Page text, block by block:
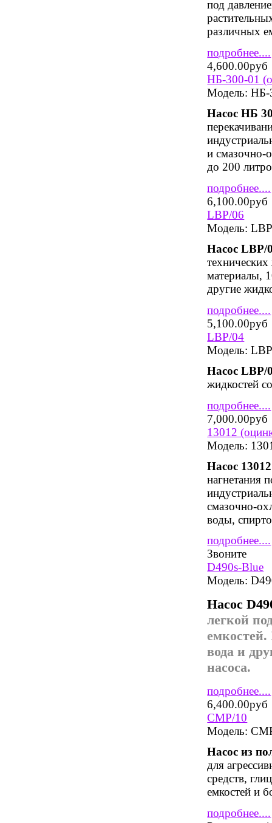
под
различных
подробнее....
4,600.00руб
НБ-300-01
Модель: НБ-
Насос НБ
и смазочно-
до 200
подробнее....
6,100.00руб
LBP/06
Модель:
НасосLBP/
материалы,
другие
подробнее....
5,100.00руб
LBP/04
Модель:
НасосLBP/
жидкостей
подробнее....
7,000.00руб
13012
Модель:
Насос 13012
нагнетания
смазочно-
воды,
подробнее....
Звоните
D490s-Blue
Модель:
Насос
легкой
вода и
насоса.
подробнее....
6,400.00руб
CMP/10
Модель:
Насос из
для
средств,
емкостей и
подробнее....